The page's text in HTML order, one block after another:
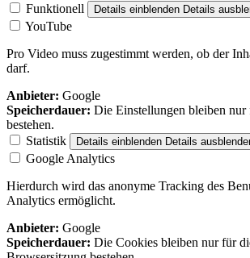
Funktionell
Details einblenden Details
YouTube
Pro Video muss zugestimmt werden, ob der
darf.
Anbieter: Google
Speicherdauer: Die Einstellungen bleiben nur
bestehen.
Statistik
Details einblenden Details
Google Analytics
Hierdurch wird das anonyme Tracking des
Analytics ermöglicht.
Anbieter: Google
Speicherdauer: Die Cookies bleiben nur für